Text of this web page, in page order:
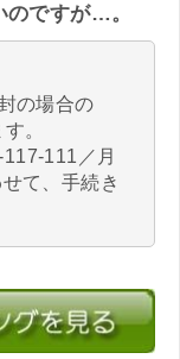
ですが…。
の場合の
。
111／月
て、手続き